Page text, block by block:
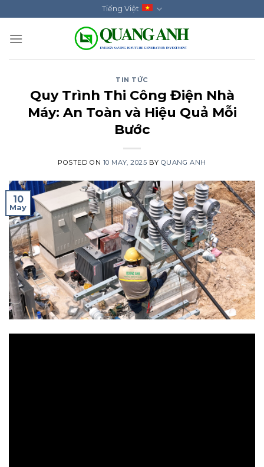
to
content
Tiếng Việt
TIN TỨC
Quy Trình Thi Công Điện Nhà
Máy: An Toàn và Hiệu Quả Mỗi
Bước
POSTED ON 10 MAY, 2025 BY QUANG ANH
10
May